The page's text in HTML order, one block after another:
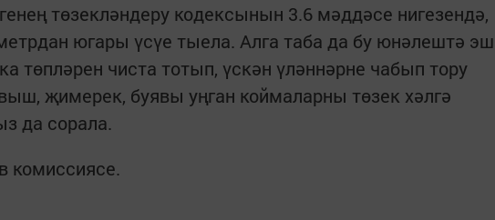
төзекләндеру кодексынын 3.6 мәддәсе нигезендә,
югары үсүе тыела. Алга таба да бу юнәлештә эш
төпләрен чиста тотып, үскән үләннәрне чабып тору
җимерек, буявы уңган коймаларны төзек хәлгә
да сорала.
комиссиясе.